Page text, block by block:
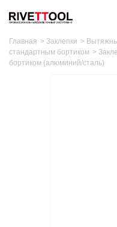
Главная > Заклепки >
стандартным бортиком >
бортиком (алюминий/сталь)